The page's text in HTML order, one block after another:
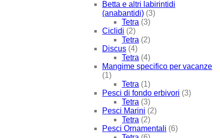
Betta e altri labirintidi
(anabantidi) (3)
Tetra (3)
Ciclidi (2)
Tetra (2)
Discus (4)
Tetra (4)
Mangime specifico per vacanze
(1)
Tetra (1)
Pesci di fondo erbivori (3)
Tetra (3)
Pesci Marini (2)
Tetra (2)
Pesci Ornamentali (6)